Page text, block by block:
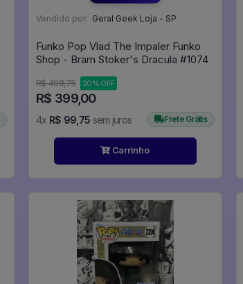
Vendido por: Geral Geek Loja - SP
Funko Pop Vlad The Impaler Funko
Shop - Bram Stoker's Dracula #1074
R$ 498,75 20% OFF
R$ 399,00
4x R$ 99,75 sem juros Frete Grátis
Carrinho